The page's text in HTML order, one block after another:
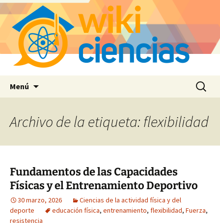
Menú Buscar:
Archivo de la etiqueta: flexibilidad
Fundamentos de las Capacidades
Físicas y el Entrenamiento Deportivo
30 marzo, 2026
Ciencias de la actividad física y del
deporte
educación física, entrenamiento, flexibilidad, Fuerza,
resistencia